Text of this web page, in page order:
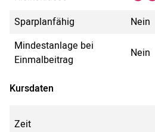
Sparplanfähig
Nein
Mindestanlage bei
Einmalbeitrag
Nein
Kursdaten
Zeit